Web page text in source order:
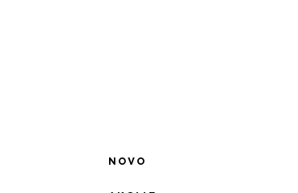
NOVO